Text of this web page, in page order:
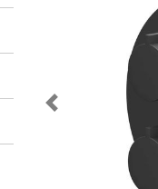
Previous